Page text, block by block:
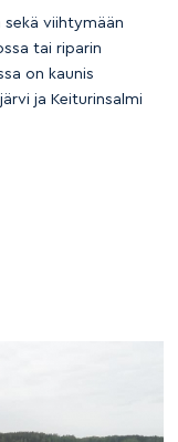
sekä viihtymään
tai riparin
on kaunis
ja Keiturinsalmi